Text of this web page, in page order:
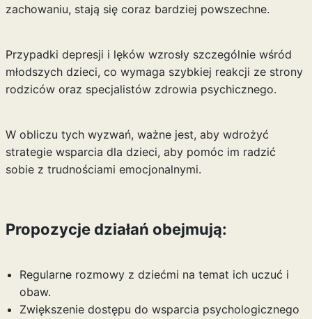
zachowaniu, stają się coraz bardziej powszechne.
Przypadki depresji i lęków wzrosły szczególnie wśród
młodszych dzieci, co wymaga szybkiej reakcji ze strony
rodziców oraz specjalistów zdrowia psychicznego.
W obliczu tych wyzwań, ważne jest, aby wdrożyć
strategie wsparcia dla dzieci, aby pomóc im radzić
sobie z trudnościami emocjonalnymi.
Propozycje działań obejmują:
Regularne rozmowy z dziećmi na temat ich uczuć i
obaw.
Zwiększenie dostępu do wsparcia psychologicznego